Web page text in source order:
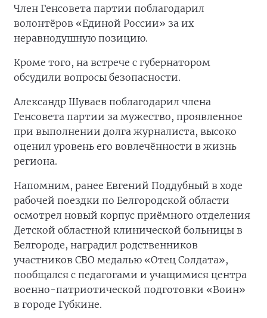
Член Генсовета партии поблагодарил
волонтёров «Единой России» за их
неравнодушную позицию.
Кроме того, на встрече с губернатором
обсудили вопросы безопасности.
Александр Шуваев поблагодарил члена
Генсовета партии за мужество, проявленное
при выполнении долга журналиста, высоко
оценил уровень его вовлечённости в жизнь
региона.
Напомним, ранее Евгений Поддубный в ходе
рабочей поездки по Белгородской области
осмотрел новый корпус приёмного отделения
Детской областной клинической больницы в
Белгороде, наградил родственников
участников СВО медалью «Отец Солдата»,
пообщался с педагогами и учащимися центра
военно-патриотической подготовки «Воин»
в городе Губкине.